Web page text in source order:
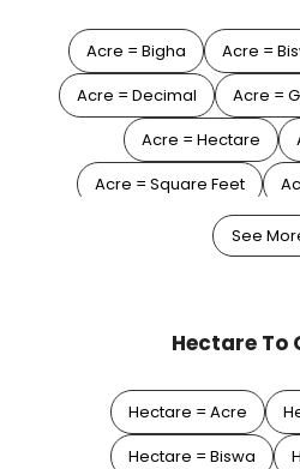
Acre = Bigha Acre =
Acre = Decimal
Acre =
Acre = Hectare
Acre = Square Feet
Acre =See
Hectare To
Hectare = Acre
Hectare = Biswa